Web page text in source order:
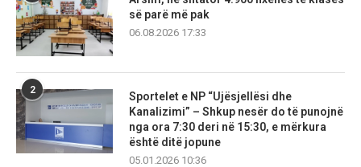
së parë më pak
06.08.2026 17:33
2
Sportelet e NP “Ujësjellësi dhe
Kanalizimi” – Shkup nesër do të punojnë
nga ora 7:30 deri në 15:30, e mërkura
është ditë jopune
05.01.2026 10:36